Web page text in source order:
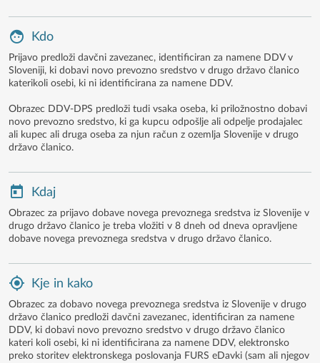
Kdo
Prijavo predloži davčni zavezanec, identificiran za namene DDV v
Sloveniji, ki dobavi novo prevozno sredstvo v drugo državo članico
katerikoli osebi, ki ni identificirana za namene DDV.
Obrazec DDV-DPS predloži tudi vsaka oseba, ki priložnostno dobavi
novo prevozno sredstvo, ki ga kupcu odpošlje ali odpelje prodajalec
ali kupec ali druga oseba za njun račun z ozemlja Slovenije v drugo
državo članico.
Kdaj
Obrazec za prijavo dobave novega prevoznega sredstva iz Slovenije v
drugo državo članico je treba vložiti v 8 dneh od dneva opravljene
dobave novega prevoznega sredstva v drugo državo članico.
Kje in kako
Obrazec za dobavo novega prevoznega sredstva iz Slovenije v drugo
državo članico predloži davčni zavezanec, identificiran za namene
DDV, ki dobavi novo prevozno sredstvo v drugo državo članico
kateri koli osebi, ki ni identificirana za namene DDV, elektronsko
preko storitev elektronskega poslovanja FURS eDavki (sam ali njegov